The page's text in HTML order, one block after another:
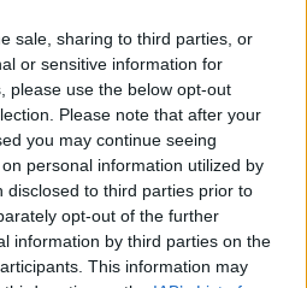
sale, sharing to third parties, or
or sensitive information for
please use the below opt-out
Please note that after your
you may continue seeing
personal information utilized by
disclosed to third parties prior to
opt-out of the further
information by third parties on the
This information may